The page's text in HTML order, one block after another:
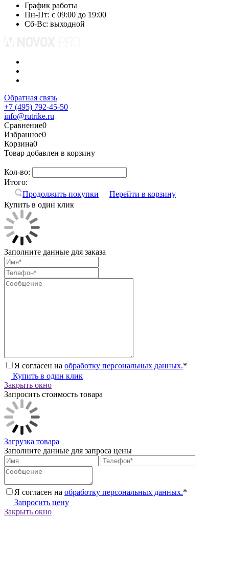
График работы
Пн-Пт: с 09:00 до 19:00
Сб-Вс: выходной
Обратная связь
+7 (495) 792-45-50
info@rutrike.ru
Сравнение0
Избранное0
Корзина0
Товар добавлен в корзину
Кол-во:
Итого:
Продолжить покупки
Перейти в корзину
Купить в один клик
Заполните данные для заказа
Я согласен на обработку персональных данных.*
Купить в один клик
Закрыть окно
Запросить стоимость товара
Загрузка товара
Заполните данные для запроса цены
Я согласен на обработку персональных данных.*
Запросить цену
Закрыть окно